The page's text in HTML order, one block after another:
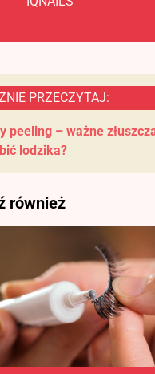
PRZECZYTAJ:
peeling – ważne
lodzika?
również